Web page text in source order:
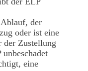
der
oder ist eine
der Zustellung
eine